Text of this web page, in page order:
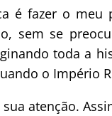
é fazer o meu
sem se
toda a
o Império
atenção.